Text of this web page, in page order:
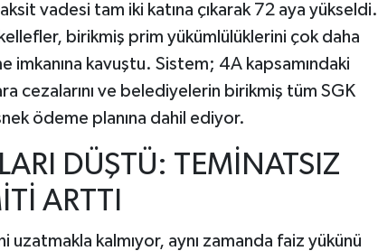
vadesi tam iki katına çıkarak 72 aya yükseldi.
birikmiş prim yükümlülüklerini çok daha
imkanına kavuştu. Sistem; 4A kapsamındaki
cezalarını ve belediyelerin birikmiş tüm SGK
ödeme planına dahil ediyor.
DÜŞTÜ: TEMİNATSIZ
ARTTI
uzatmakla kalmıyor, aynı zamanda faiz yükünü